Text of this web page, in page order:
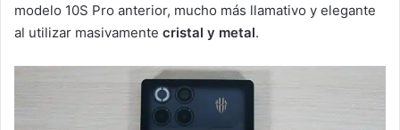
modelo 10S Pro anterior, mucho más llamativo y elegante
al utilizar masivamente cristal y metal.